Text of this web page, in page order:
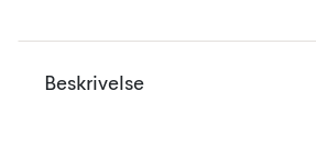
Beskrivelse